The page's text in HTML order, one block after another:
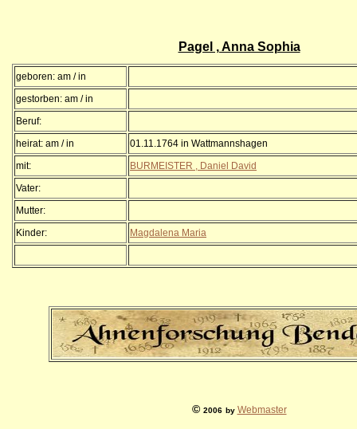
Pagel , Anna Sophia
geboren: am / in
gestorben: am / in
Beruf:
heirat: am / in
01.11.1764 in Wattmannshagen
mit:
BURMEISTER , Daniel David
Vater:
Mutter:
Kinder:
Magdalena Maria
© 2006 by Webmaster